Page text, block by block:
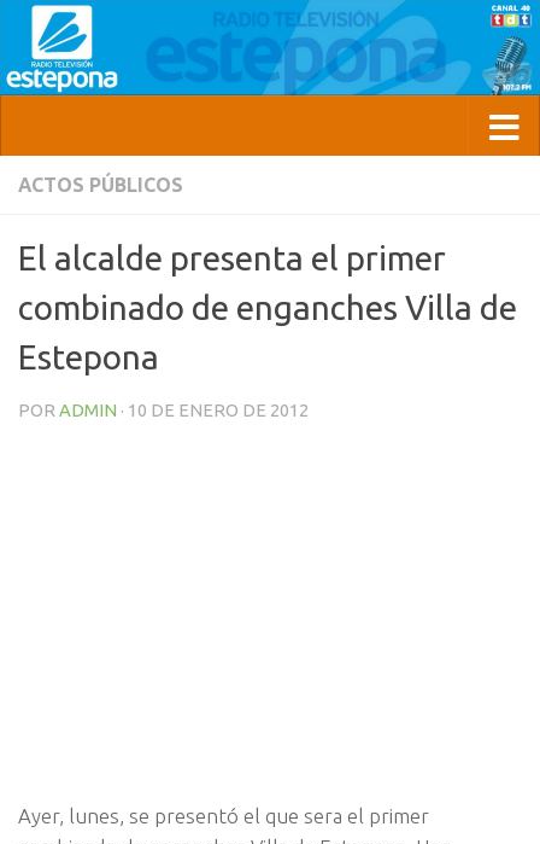
ACTOS PÚBLICOS
El alcalde presenta el primer
combinado de enganches Villa de
Estepona
POR ADMIN · 10 DE ENERO DE 2012
Ayer, lunes, se presentó el que sera el primer